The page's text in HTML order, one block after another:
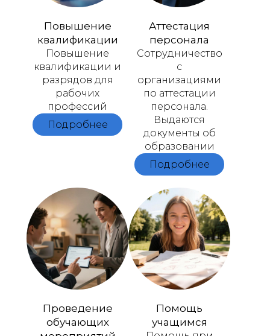
Повышение
квалификации
Повышение
квалификации и
разрядов для
рабочих
профессий
Подробнее
Аттестация
персонала
Сотрудничество
с
организациями
по аттестации
персонала.
Выдаются
документы об
образовании
Подробнее
Проведение
обучающих
Помощь
учащимся